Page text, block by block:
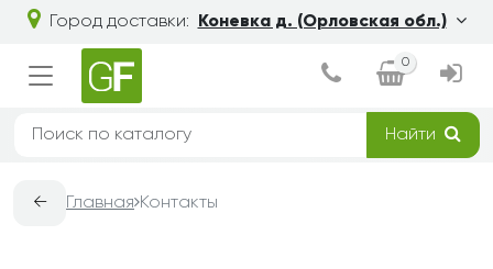
Город доставки: Коневка д. (Орловская обл.)
0
Найти
← Главная Контакты